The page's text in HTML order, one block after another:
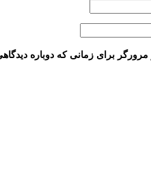
برای زمانی که دوباره